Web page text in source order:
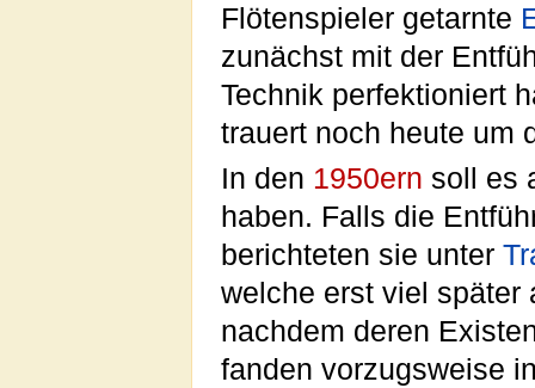
Flötenspieler getarnte
zunächst mit der
Technik perfektioniert
trauert noch heute um
In den 1950ern soll es
haben. Falls die
berichteten sie unter
welche erst viel später
nachdem deren
fanden vorzugsweise